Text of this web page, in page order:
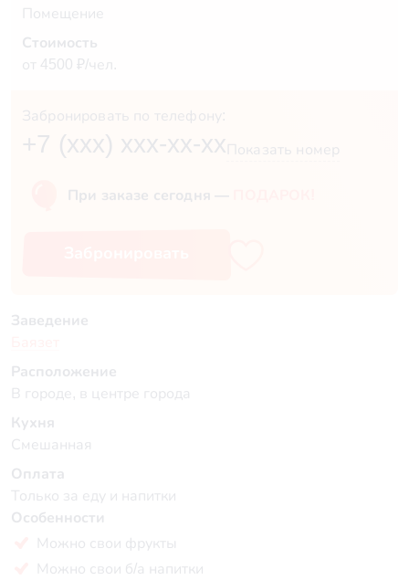
Помещение
Стоимость
от 4500 ₽/чел.
Забронировать по телефону:
+7 (xxx) xxx-xx-xx Показать номер
При заказе сегодня —
Заведение
Расположение
В городе, в центре города
Кухня
Смешанная
Оплата
Только за еду и напитки
Особенности
Можно свои фрукты
Можно свои б/а напитки